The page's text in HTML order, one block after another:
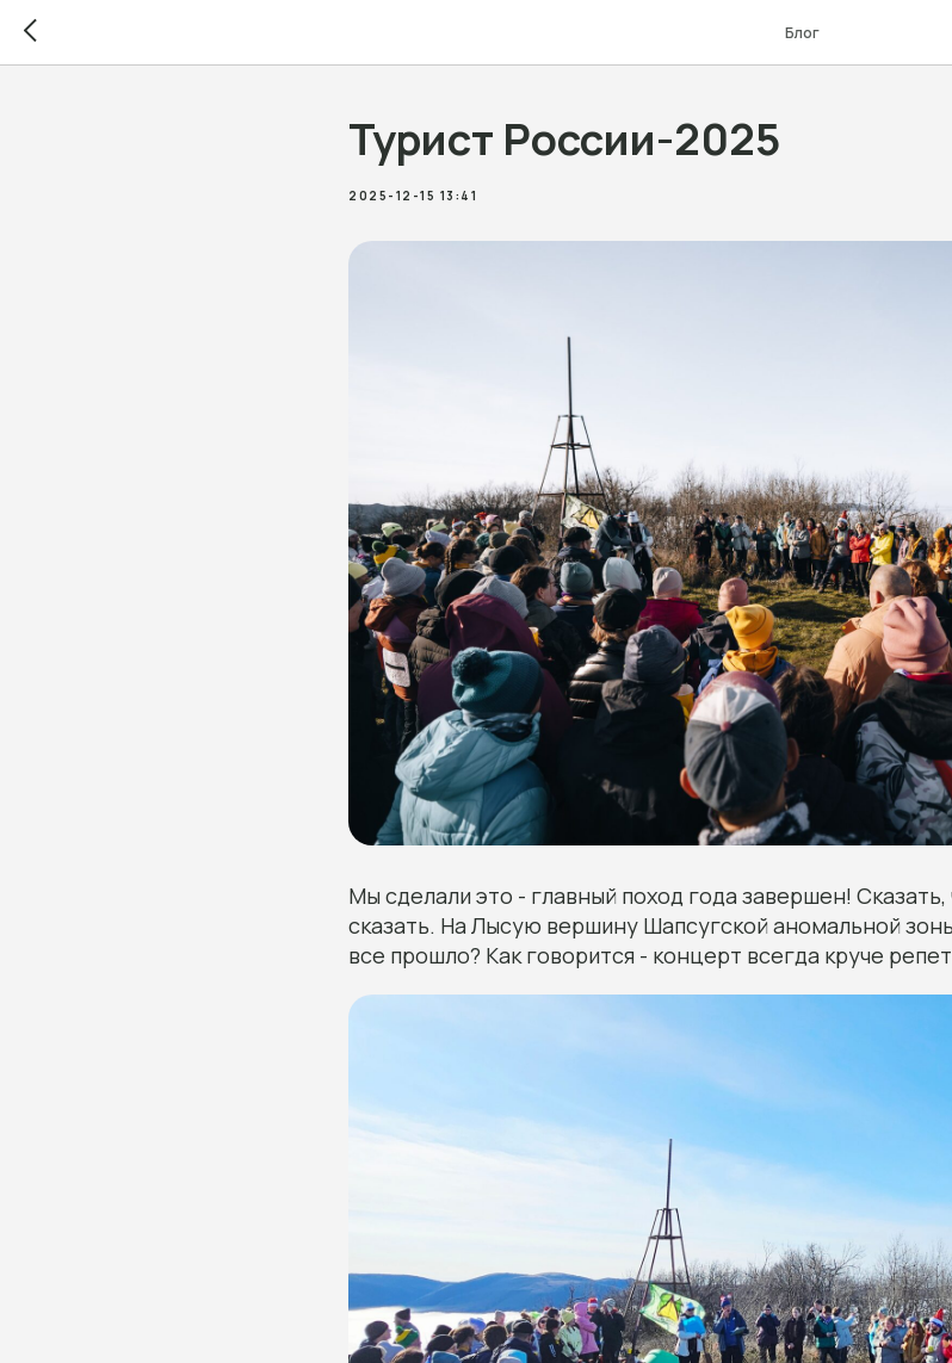
Блог
Турист России-2025
2025-12-15 13:41
Мы сделали это - главный поход года завершен!
сказать. На Лысую вершину Шапсугской аномальной
все прошло? Как говорится - концерт всегда круче